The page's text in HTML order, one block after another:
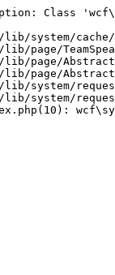
Class
lib/system/
lib/page/
page/
lib/page/
lib/system/
lib/system/